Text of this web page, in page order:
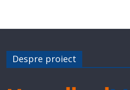
Despre proiect